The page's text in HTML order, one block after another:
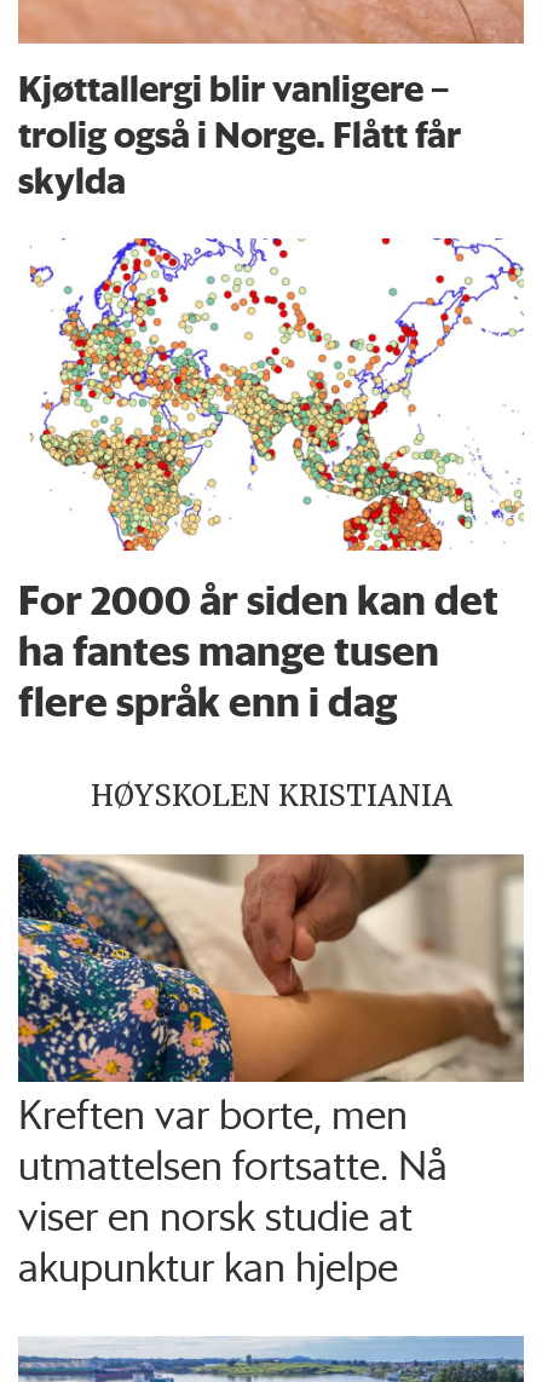
Kjøttallergi blir vanligere –
trolig også i Norge. Flått får
skylda
For 2000 år siden kan det
ha fantes mange tusen
flere språk enn i dag
HØYSKOLEN KRISTIANIA
Kreften var borte, men
utmattelsen fortsatte. Nå
viser en norsk studie at
akupunktur kan hjelpe